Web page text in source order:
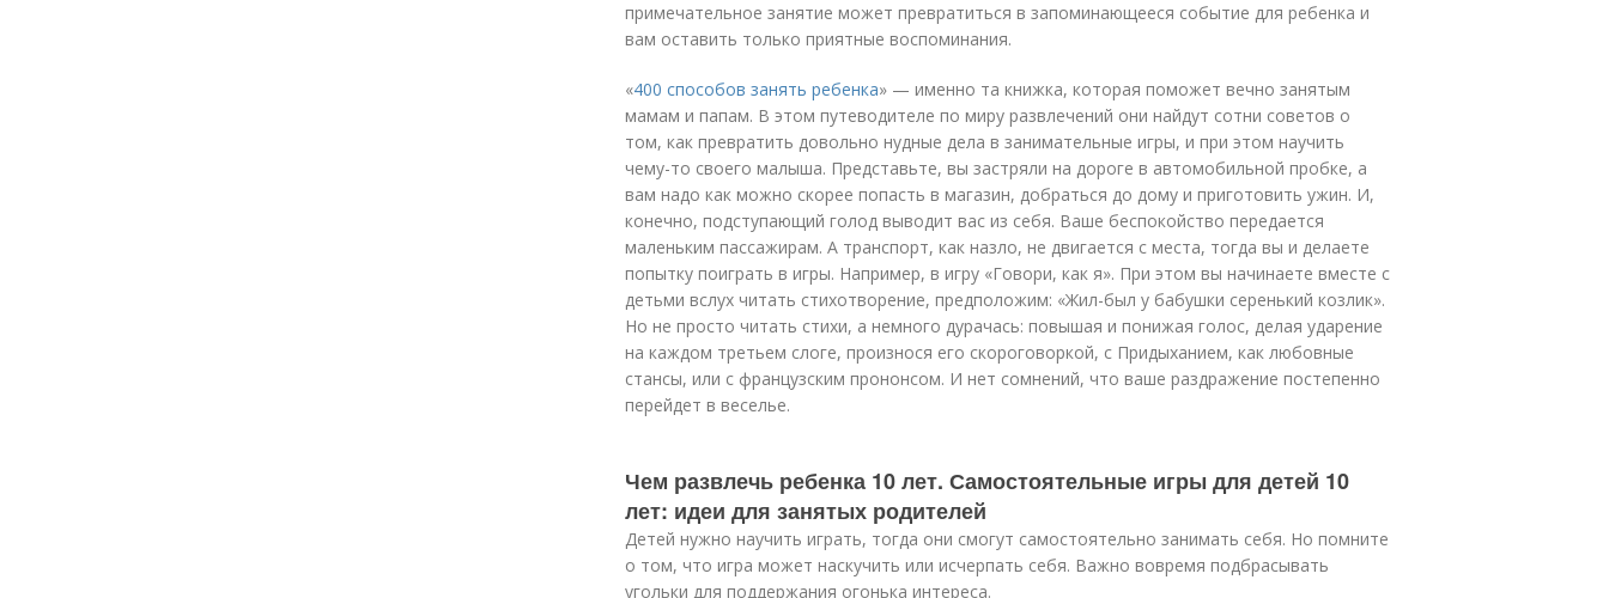
примечательное занятие может превратиться в запоминающееся событие для ребенка и
вам оставить только приятные воспоминания.
«400 способов занять ребенка» — именно та книжка, которая поможет вечно занятым
мамам и папам. В этом путеводителе по миру развлечений они найдут сотни советов о
том, как превратить довольно нудные дела в занимательные игры, и при этом научить
чему-то своего малыша. Представьте, вы застряли на дороге в автомобильной пробке, а
вам надо как можно скорее попасть в магазин, добраться до дому и приготовить ужин. И,
конечно, подступающий голод выводит вас из себя. Ваше беспокойство передается
маленьким пассажирам. А транспорт, как назло, не двигается с места, тогда вы и делаете
попытку поиграть в игры. Например, в игру «Говори, как я». При этом вы начинаете вместе с
детьми вслух читать стихотворение, предположим: «Жил-был у бабушки серенький козлик».
Но не просто читать стихи, а немного дурачась: повышая и понижая голос, делая ударение
на каждом третьем слоге, произнося его скороговоркой, с Придыханием, как любовные
стансы, или с французским прононсом. И нет сомнений, что ваше раздражение постепенно
перейдет в веселье.
Чем развлечь ребенка 10 лет. Самостоятельные игры для детей 10
лет: идеи для занятых родителей
Детей нужно научить играть, тогда они смогут самостоятельно занимать себя. Но помните
о том, что игра может наскучить или исчерпать себя. Важно вовремя подбрасывать
угольки для поддержания огонька интереса.